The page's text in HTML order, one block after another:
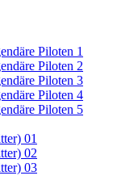
Piloten 1
Piloten 2
Piloten 3
Piloten 4
Piloten 5
01
02
03